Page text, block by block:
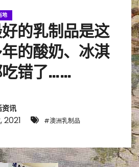
地
的乳制品是这
的酸奶、冰淇
吃错了……
资讯
2021 #澳洲乳制品